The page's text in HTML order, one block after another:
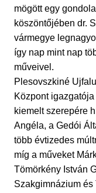
mögött egy
köszöntőjében dr.
vármegye
így nap mint nap
műveivel.
Plesovszkiné
Központ
kiemelt szerepére
Angéla, a Gedói
több évtizedes
míg a műveket
Tömörkény István
Szakgimnázium